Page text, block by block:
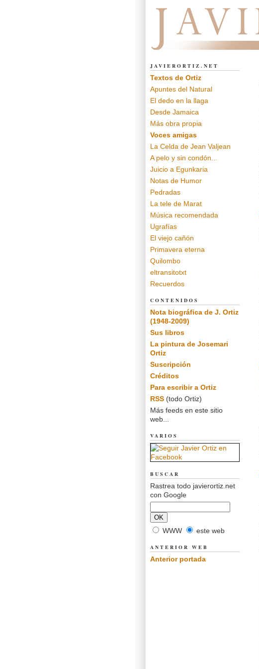
JAVIERORTIZ.NET
Textos de Ortiz
Apuntes del Natural
El dedo en la llaga
Desde Jamaica
Más obra propia
Voces amigas
La Celda de Jean Valjean
A pelo y sin condón...
Juicio a Egunkaria
Notas de Humor
Pedradas
La tele de Marat
Música recomendada
Ugrafías
El viejo cañón
Primavera eterna
Quilombo
eltransitotxt
Recuerdos
CONTENIDOS
Nota biográfica de J. Ortiz
(1948-2009)
Sus libros
La pintura de Josemari
Ortiz
Suscripción
Créditos
Para escribir a Ortiz
RSS (todo Ortiz)
Más feeds en este sitio
web...
VARIOS
BUSCAR
Rastrea todo javierortiz.net
con Google
WWW este web
ANTERIOR WEB
Anterior portada